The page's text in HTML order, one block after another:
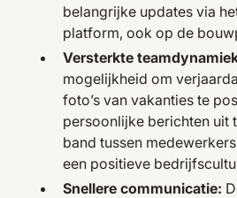
belangrijke updates via
platform, ook op de
Versterkte
mogelijkheid om
foto’s van vakanties te
persoonlijke berichten uit
band tussen
een positieve
Snellere communicatie: